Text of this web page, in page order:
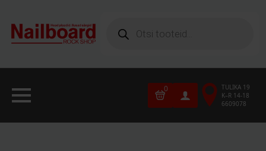
search
0
TULIKA 19
K–R 14-18
6609078